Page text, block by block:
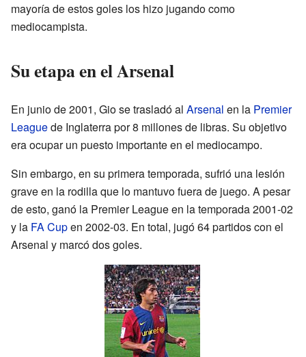
mayoría de estos goles los hizo jugando como
mediocampista.
Su etapa en el Arsenal
En junio de 2001, Gio se trasladó al Arsenal en la Premier
Leaguede Inglaterra por 8 millones de libras. Su objetivo
era ocupar un puesto importante en el mediocampo.
Sin embargo, en su primera temporada, sufrió una lesión
grave en la rodilla que lo mantuvo fuera de juego. A pesar
de esto, ganó la Premier League en la temporada 2001-02
y la FA Cupen 2002-03. En total, jugó 64 partidos con el
Arsenal y marcó dos goles.